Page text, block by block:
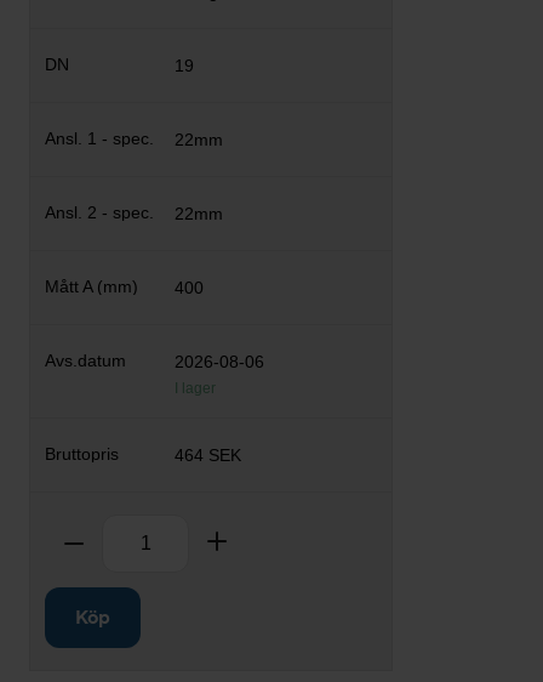
19
22mm
22mm
400
2026-08-06
I lager
464 SEK
Ta bort
Köp